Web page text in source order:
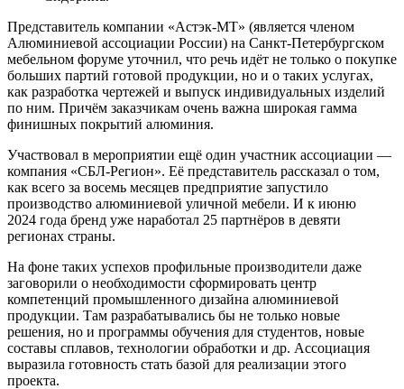
Представитель компании «Астэк-­МТ» (является членом
Алюминиевой ассоциации России) на Санкт-­Петербургском
мебельном форуме уточнил, что речь идёт не только о покупке
больших партий готовой продукции, но и о таких услугах,
как разработка чертежей и выпуск индивидуальных изделий
по ним. Причём заказчикам очень важна широкая гамма
финишных покрытий алюминия.
Участвовал в мероприятии ещё один участник ассоциации —
компания «СБЛ-Регион». Её представитель рассказал о том,
как всего за восемь месяцев предприятие запустило
производство алюминиевой уличной мебели. И к июню
2024 года бренд уже наработал 25 партнёров в девяти
регионах страны.
На фоне таких успехов профильные производители даже
заговорили о необходимости сформировать центр
компетенций промышленного дизайна алюминиевой
продукции. Там разрабатывались бы не только новые
решения, но и программы обучения для студентов, новые
составы сплавов, технологии обработки и др. Ассоциация
выразила готовность стать базой для реализации этого
проекта.